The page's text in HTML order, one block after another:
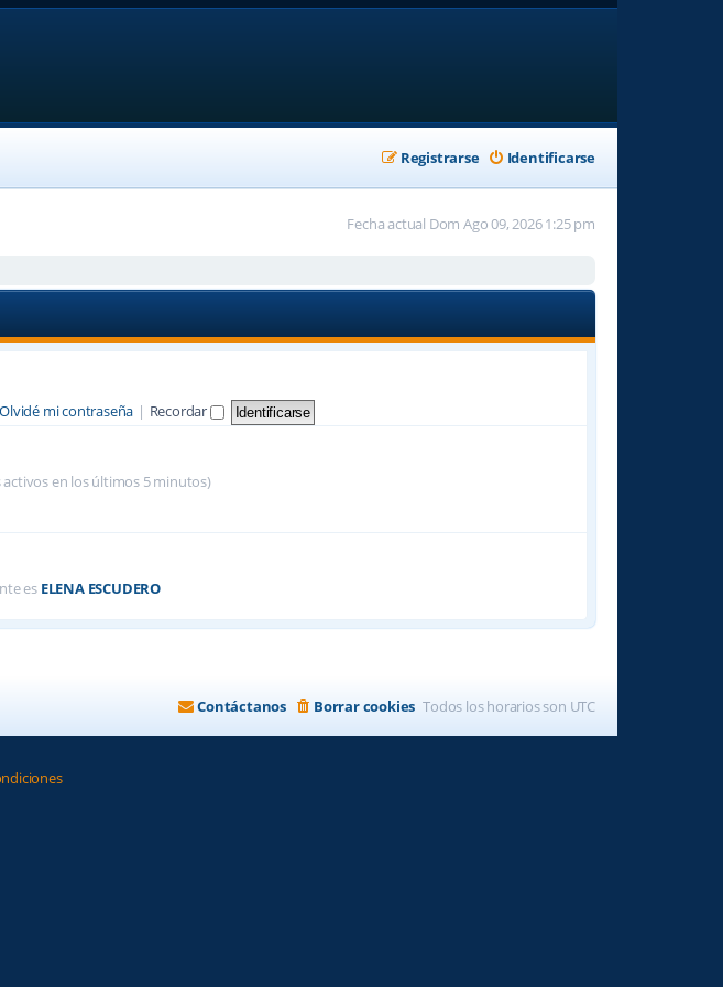
Identificarse
Registrarse
Fecha actual Dom Ago 09, 2026 1:25 pm
Olvidé mi contraseña | Recordar
en los últimos 5 minutos)
es ELENA ESCUDERO
Todos los horarios son UTC
Borrar cookies
Contáctanos